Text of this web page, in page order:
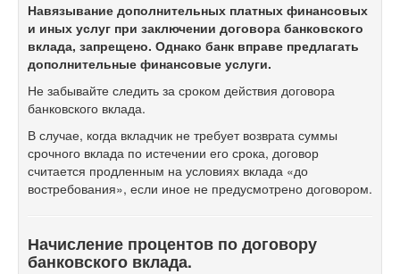
Навязывание дополнительных платных финансовых
и иных услуг при заключении договора банковского
вклада, запрещено. Однако банк вправе предлагать
дополнительные финансовые услуги.
Не забывайте следить за сроком действия договора
банковского вклада.
В случае, когда вкладчик не требует возврата суммы
срочного вклада по истечении его срока, договор
считается продленным на условиях вклада «до
востребования», если иное не предусмотрено договором.
Начисление процентов по договору
банковского вклада.